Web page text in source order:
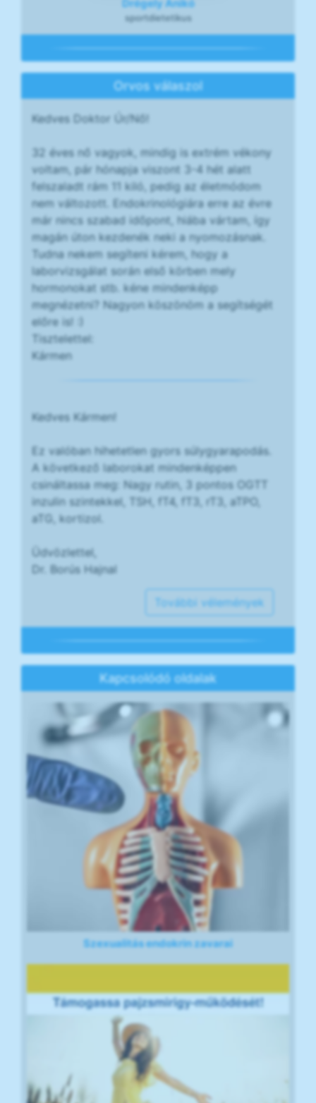
Drégely Anikó
sportdietetikus
Orvos válaszol
Kedves Doktor Úr/Nő!
32 éves nő vagyok, mindig is extrém vékony
voltam, pár hónapja viszont 3-4 hét alatt
felszaladt rám 11 kiló, pedig az életmódom
nem változott. Endokrinológiára erre az évre
már nincs szabad időpont, hiába vártam, így
magán úton kezdenék neki a nyomozásnak.
Tudna nekem segíteni kérem, hogy a
laborvizsgálat során első körben mely
hormonokat stb. kéne mindenképp
megnézetni? Nagyon köszönöm a segítségét
előre is! :)
Tisztelettel:
Kármen
Kedves Kármen!
Ez valóban hihetetlen gyors súlygyarapodás.
A következő laborokat mindenképpen
csináltassa meg: Nagy rutin, 3 pontos OGTT
inzulin szintekkel, TSH, fT4, fT3, rT3, aTPO,
aTG, kortizol.
Üdvözlettel,
Dr. Borús Hajnal
További vélemények
Kapcsolódó oldalak
Szexualitás endokrin zavarai